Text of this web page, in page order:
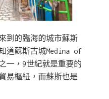
到的臨海的城市蘇斯
道蘇斯古城Medina of
一，9世紀就是重要的
易樞紐，而蘇斯也是